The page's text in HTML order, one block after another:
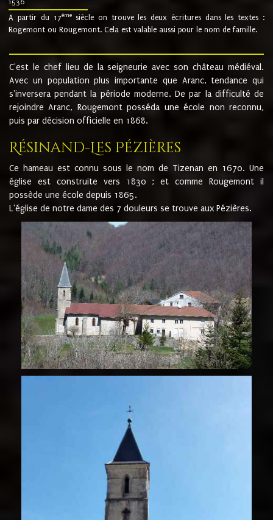
1536
A partir du 17ème siècle on trouve les deux écritures dans les textes :
Rogemont ou Rougemont. Cela est valable aussi pour le nom de famille.
C'est le chef lieu de la seigneurie avec son château médiéval.
Avec un population plus importante que Aranc, tendance qui
s'inversera pendant la période moderne. De par la difficulté de
rejoindre Aranc, Rougemont posséda une école non reconnu,
puis par décision officielle en 1868.
Résinand-Les Pézières
Ce hameau est connu sous le nom de Tizenan en 1670. Une
église est construite vers 1830 ; et comme Rougemont il
possède une école depuis 1865.
L'église de notre dame des 7 douleurs se trouve aux Pézières.